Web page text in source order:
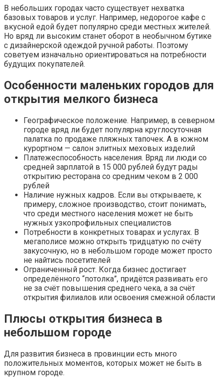
В небольших городах часто существует нехватка
базовых товаров и услуг. Например, недорогое кафе с
вкусной едой будет популярно среди местных жителей.
Но вряд ли высоким станет оборот в необычном бутике
с дизайнерской одеждой ручной работы. Поэтому
советуем изначально ориентироваться на потребности
будущих покупателей.
Особенности маленьких городов для
открытия мелкого бизнеса
Географическое положение. Например, в северном
городе вряд ли будет популярна круглосуточная
палатка по продаже пляжных тапочек. А в южном
курортном — салон элитных меховых изделий
Платежеспособность населения. Вряд ли люди со
средней зарплатой в 15 000 рублей будут рады
открытию ресторана со средним чеком в 2 000
рублей
Наличие нужных кадров. Если вы открываете, к
примеру, сложное производство, стоит понимать,
что среди местного населения может не быть
нужных узкопрофильных специалистов
Потребности в конкретных товарах и услугах. В
мегаполисе можно открыть тридцатую по счёту
закусочную, но в небольшом городе может просто
не найтись посетителей
Ограниченный рост. Когда бизнес достигает
определённого “потолка”, придётся развивать его
не за счёт повышения среднего чека, а за счёт
открытия филиалов или освоения смежной области
Плюсы открытия бизнеса в
небольшом городе
Для развития бизнеса в провинции есть много
положительных моментов, которых может не быть в
крупном городе.